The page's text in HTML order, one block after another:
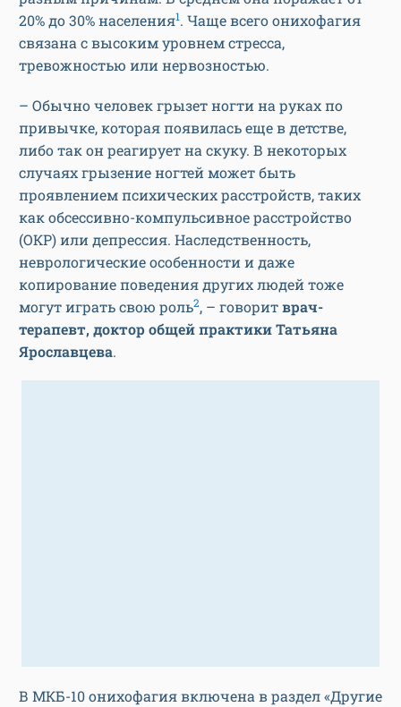
20% до 30% населения1. Чаще всего онихофагия
связана с высоким уровнем стресса,
тревожностью или нервозностью.
– Обычно человек грызет ногти на руках по
привычке, которая появилась еще в детстве,
либо так он реагирует на скуку. В некоторых
случаях грызение ногтей может быть
проявлением психических расстройств, таких
как обсессивно-компульсивное расстройство
(ОКР) или депрессия. Наследственность,
неврологические особенности и даже
копирование поведения других людей тоже
могут играть свою роль2, – говоритврач-
терапевт, доктор общей практики Татьяна
Ярославцева.
В МКБ-10 онихофагия включена в раздел «Другие